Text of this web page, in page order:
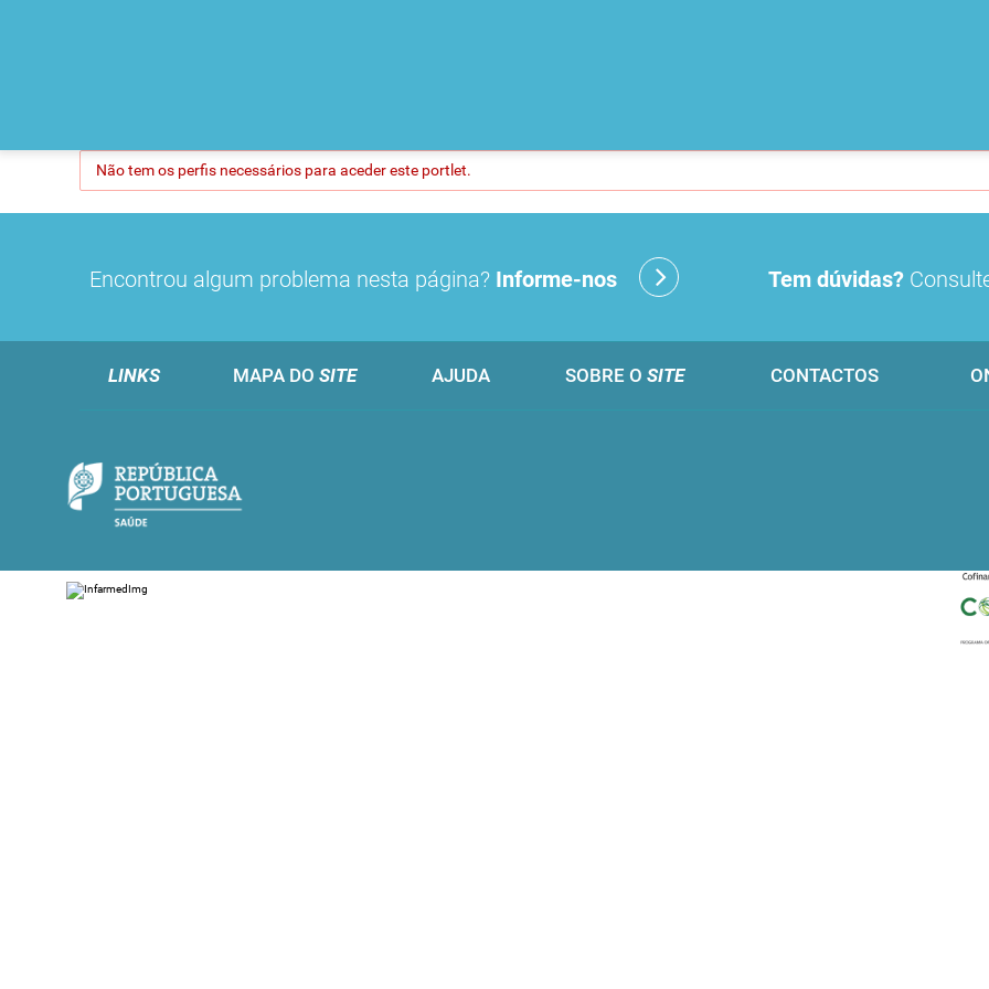
Não tem os perfis necessários para aceder este portlet.
Encontrou algum problema nesta página? Informe-nos Tem dúvidas?
LINKS MAPA DO SITE AJUDA SOBRE O SITE CONTACTOS